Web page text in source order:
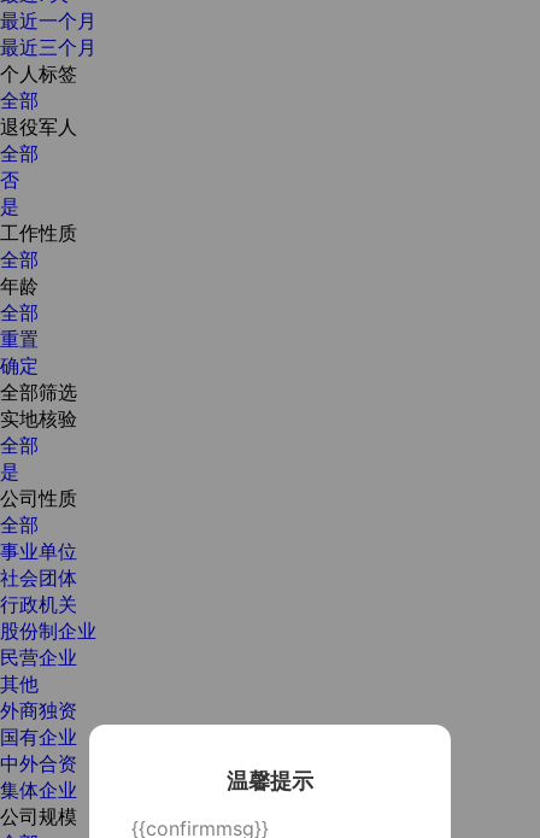
温馨提示
{{confirmmsg}}
最近一个月
最近三个月
个人标签
全部
退役军人
全部
否
是
工作性质
全部
年龄
全部
重置
确定
全部筛选
实地核验
全部
是
公司性质
全部
事业单位
社会团体
行政机关
股份制企业
民营企业
其他
外商独资
国有企业
中外合资
集体企业
公司规模